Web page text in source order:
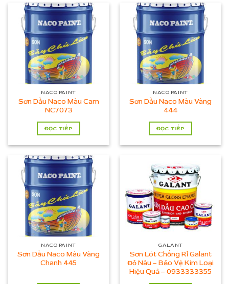
NACO PAINT
Sơn Dầu Naco Màu Cam
NC7073
ĐỌC TIẾP
NACO PAINT
Sơn Dầu Naco Màu Vàng
444
ĐỌC TIẾP
NACO PAINT
Sơn Dầu Naco Màu Vàng
Chanh 445
GALANT
Sơn Lót Chống Rỉ Galant
Đỏ Nâu – Bảo Vệ Kim Loại
Hiệu Quả – 0933333355